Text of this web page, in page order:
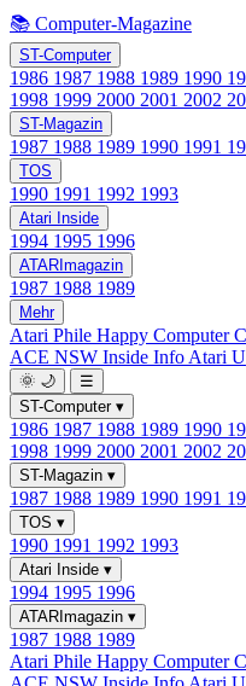
📚 Computer-Magazine
ST-Computer
1986 1987 1988 1989 1990
1998 1999 2000 2001 2002
ST-Magazin
1987 1988 1989 1990 1991
TOS
1990 1991 1992 1993
Atari Inside
1994 1995 1996
ATARImagazin
1987 1988 1989
Mehr
Atari Phile Happy Computer
ACE NSW Inside Info Atari
🌞 🌙
☰
ST-Computer ▾
1986 1987 1988 1989 1990
1998 1999 2000 2001 2002
ST-Magazin ▾
1987 1988 1989 1990 1991
TOS ▾
1990 1991 1992 1993
Atari Inside ▾
1994 1995 1996
ATARImagazin ▾
1987 1988 1989
Atari Phile Happy Computer